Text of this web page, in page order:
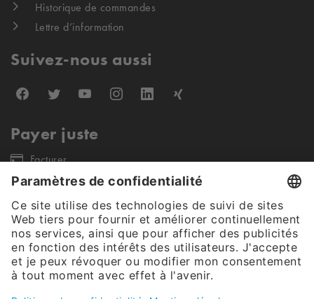
Historique de commandes
Lettre d’information
Suivez-nous aussi
Payer juste
Facturer
Nos partenaires d'expédition